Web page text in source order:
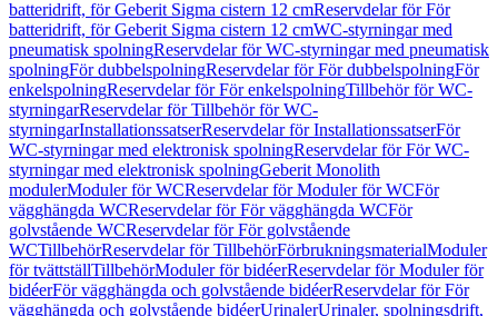
batteridrift, för Geberit Sigma cistern 12 cmReservdelar för För
batteridrift, för Geberit Sigma cistern 12 cmWC-styrningar med
pneumatisk spolningReservdelar för WC-styrningar med pneumatisk
spolningFör dubbelspolningReservdelar för För dubbelspolningFör
enkelspolningReservdelar för För enkelspolningTillbehör för WC-
styrningarReservdelar för Tillbehör för WC-
styrningarInstallationssatserReservdelar för InstallationssatserFör
WC-styrningar med elektronisk spolningReservdelar för För WC-
styrningar med elektronisk spolningGeberit Monolith
modulerModuler för WCReservdelar för Moduler för WCFör
vägghängda WCReservdelar för För vägghängda WCFör
golvstående WCReservdelar för För golvstående
WCTillbehörReservdelar för TillbehörFörbrukningsmaterialModuler
för tvättställTillbehörModuler för bidéerReservdelar för Moduler för
bidéerFör vägghängda och golvstående bidéerReservdelar för För
vägghängda och golvstående bidéerUrinalerUrinaler, spolningsdrift,